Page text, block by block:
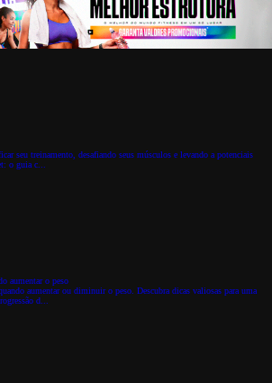
seu treinamento, desafiando seus músculos e levando a potenciais
o guia c...
aumentar o peso
aumentar ou diminuir o peso. Descubra dicas valiosas para uma
d...